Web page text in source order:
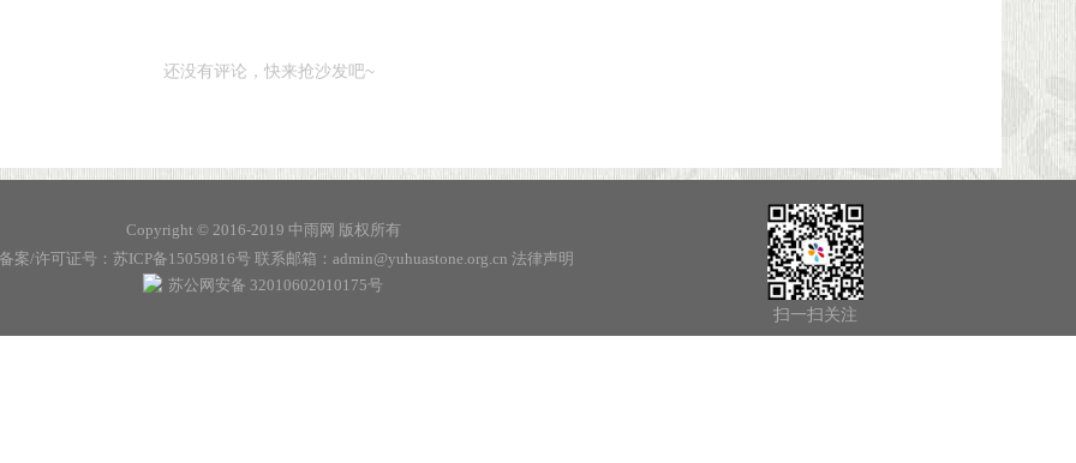
还没有评论，快来抢沙发吧~
Copyright © 2016-2019 中雨网 版权所有
案/许可证号： 苏ICP备15059816号 联系邮箱：admin@yuhuastone.org.cn 法律声明
苏公网安备 32010602010175号
扫一扫关注